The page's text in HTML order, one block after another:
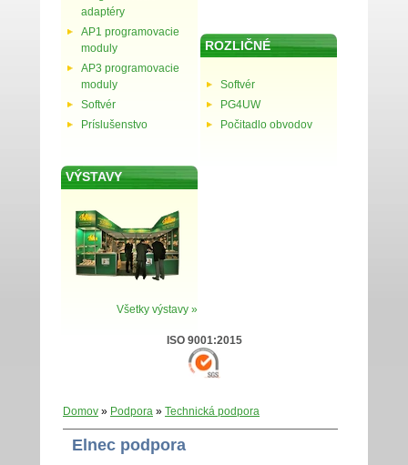
adaptéry
AP1 programovacie
moduly
AP3 programovacie
moduly
Softvér
Príslušenstvo
ROZLIČNÉ
Softvér
PG4UW
Počitadlo obvodov
VÝSTAVY
Všetky výstavy »
ISO 9001:2015
Domov » Podpora » Technická podpora
Elnec podpora